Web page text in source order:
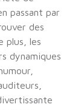
passant par
des
plus, les
dynamiques